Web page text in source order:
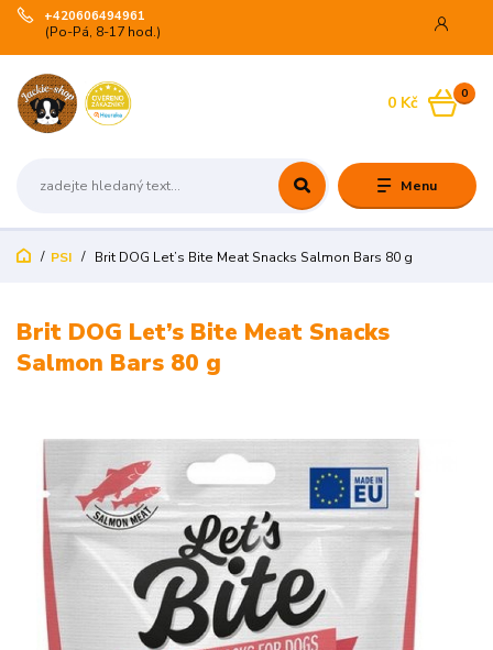
Menu
+420606494961
(Po-Pá, 8-17 hod.)
0
0 Kč
PSI Brit DOG Let’s Bite Meat Snacks Salmon Bars 80 g
Brit DOG Let’s Bite Meat Snacks
Salmon Bars 80 g